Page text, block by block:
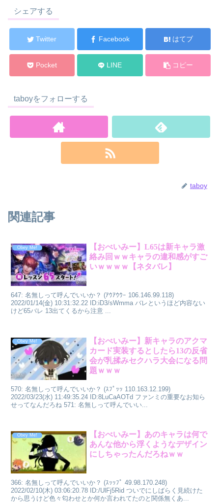
シェアする
Twitter Facebook はてブ
Pocket LINE コピー
taboyをフォローする
taboy
関連記事
Obey Me!
【おべいみー】L65は新キャラ激
絡み回ｗｗキャラの違和感がすご
いｗｗｗｗ【ネタバレ】
647: 名無しって呼んでいいか？ (ｱｳｱｳｳｰ 106.146.99.118)
2022/01/14(金) 10:31:32.22 ID:iD3/sWmma バレというほど内容ない
けど65バレ 13出てくるから注意 ...
Obey Me!
【おべいみー】新キャラのアクマ
カード実装するとしたら13の反省
会が乳揉みセクハラ大会になる問
題ｗｗｗ
570: 名無しって呼んでいいか？ (ｽﾌﾟｯｯ 110.163.12.199)
2022/03/23(水) 11:49:35.24 ID:8LuCaAOTd ファンミの重要なお知ら
せってなんだろね 571: 名無しって呼んでいい...
Obey Me!
【おべいみー】あのキャラは何で
あんな他から浮くようなデザイン
にしちゃったんだろねｗｗ
366: 名無しって呼んでいいか？ (ｽｯｯﾌﾟ 49.98.170.248)
2022/02/10(木) 03:06:20.78 ID:/UlFj5Rid ついでにしばらく見続けた
から思うけど色々匂わせとか何か言われてたのと関係無くあ...